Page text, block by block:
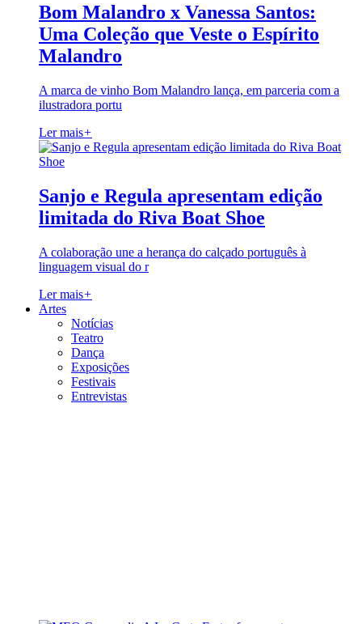
Bom Malandro x Vanessa Santos:
Uma Coleção que Veste o Espírito
Malandro
A marca de vinho Bom Malandro lança, em parceria com a
ilustradora portu
Ler mais+
Sanjo e Regula apresentam edição
limitada do Riva Boat Shoe
A colaboração une a herança do calçado português à
linguagem visual do r
Ler mais+
Artes
Notícias
Teatro
Dança
Exposições
Festivais
Entrevistas